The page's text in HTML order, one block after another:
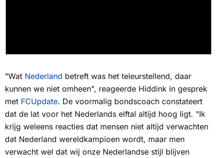
"Wat Nederland betreft was het teleurstellend, daar
kunnen we niet omheen", reageerde Hiddink in gesprek
met FCUpdate. De voormalig bondscoach constateert
dat de lat voor het Nederlands elftal altijd hoog ligt. "Ik
krijg weleens reacties dat mensen niet altijd verwachten
dat Nederland wereldkampioen wordt, maar men
verwacht wel dat wij onze Nederlandse stijl blijven